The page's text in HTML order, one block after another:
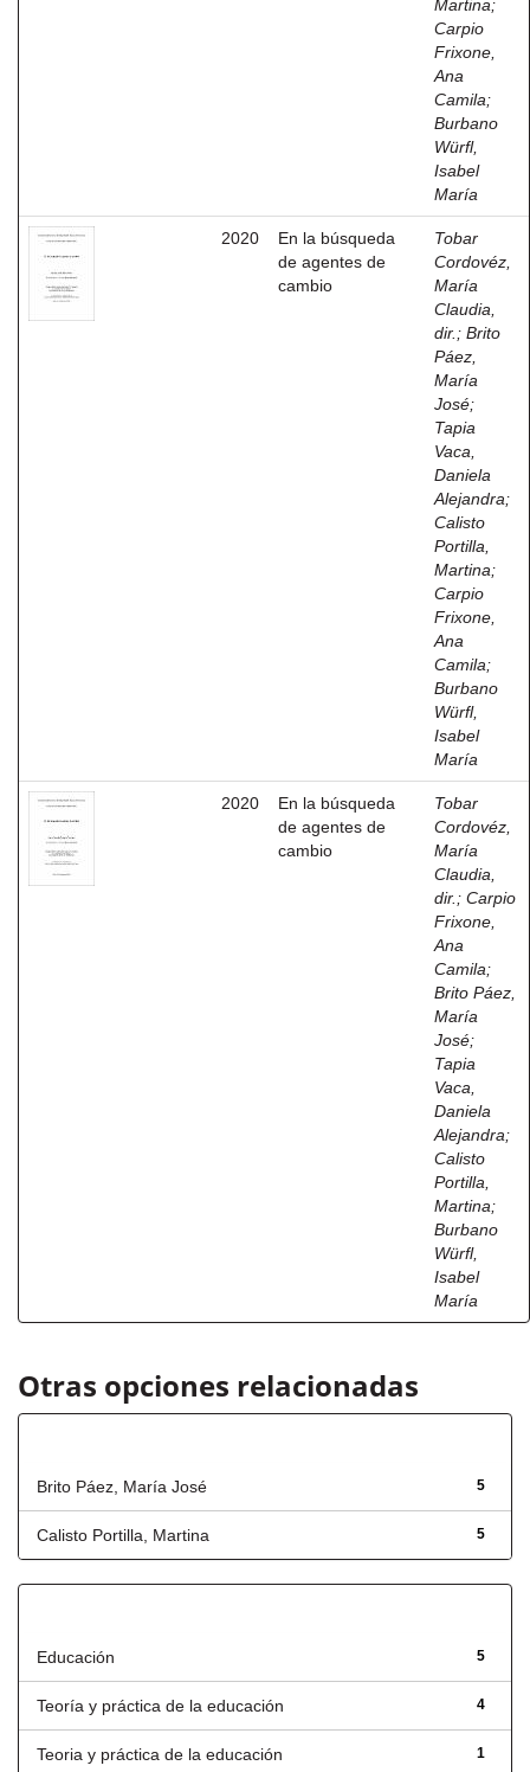
Martina;
Carpio
Frixone,
Ana
Camila;
Burbano
Würfl,
Isabel
María
2020
En la búsqueda
de agentes de
cambio
Tobar
Cordovéz,
María
Claudia,
dir. ; Brito
Páez,
María
José;
Tapia
Vaca,
Daniela
Alejandra;
Calisto
Portilla,
Martina;
Carpio
Frixone,
Ana
Camila;
Burbano
Würfl,
Isabel
María
2020
En la búsqueda
de agentes de
cambio
Tobar
Cordovéz,
María
Claudia,
dir. ; Carpio
Frixone,
Ana
Camila;
Brito Páez,
María
José;
Tapia
Vaca,
Daniela
Alejandra;
Calisto
Portilla,
Martina;
Burbano
Würfl,
Isabel
María
Otras opciones relacionadas
5
Brito Páez, María José
5
Calisto Portilla, Martina
5
Educación
4
Teoría y práctica de la educación
1
Teoria y práctica de la educación